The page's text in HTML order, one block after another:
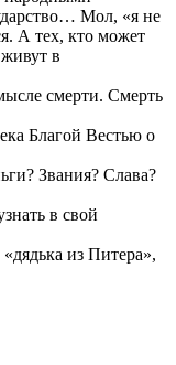
Мол, «я не
А тех, кто может
в
смерти. Смерть
Благой Вестью о
Звания? Слава?
в свой
из Питера»,